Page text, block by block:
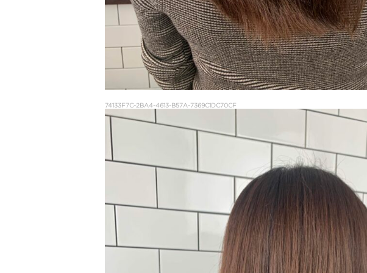
74133F7C-2BA4-4613-B57A-7369C1DC70CF